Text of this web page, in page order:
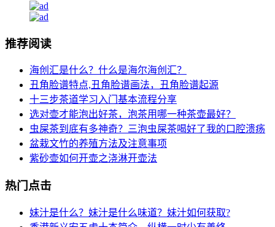
推荐阅读
海创汇是什么？什么是海尔海创汇？
丑角脸谱特点,丑角脸谱画法，丑角脸谱起源
十三步茶道学习入门基本流程分享
选对壶才能泡出好茶，泡茶用哪一种茶壶最好？
虫屎茶到底有多神奇？三泡虫屎茶喝好了我的口腔溃疡
盆栽文竹的养殖方法及注意事项
紫砂壶如何开壶之浇淋开壶法
热门点击
妹汁是什么？妹汁是什么味道？妹汁如何获取?